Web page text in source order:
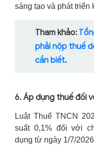
sáng tạo và phát triển
Tham khảo:
phải nộp thuế
cần biết.
6. Áp dụng thuế đối
Luật Thuế TNCN
suất 0,1% đối với
dụng từ ngày 1/7/